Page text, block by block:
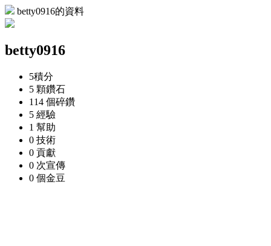
betty0916的資料
betty0916
5積分
5 顆鑽石
114 個碎鑽
5 經驗
1 幫助
0 技術
0 貢獻
0 次宣傳
0 個金豆